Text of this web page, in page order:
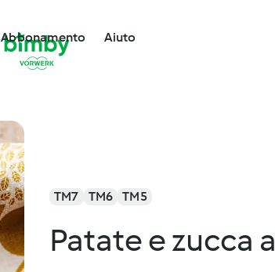
Abbonamento Aiuto
TM7 TM6 TM5
Patate e zucca